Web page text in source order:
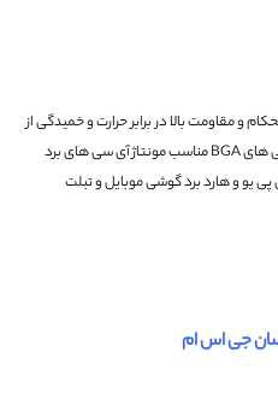
و مقاومت بالا در برابر حرارت و خمیدگیاز
مناسب مونتاژ آی سی های برد
یو و هارد برد گوشی موبایل و تبلت
جی اس ام